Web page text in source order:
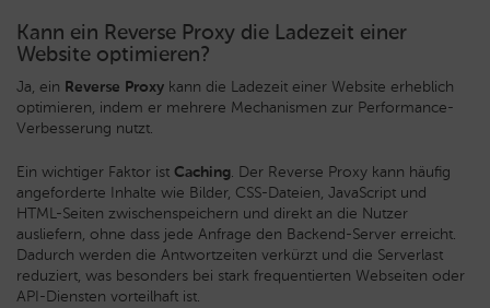
Kann ein Reverse Proxy die Ladezeit einer
Website optimieren?
Ja, ein Reverse Proxy kann die Ladezeit einer Website erheblich
optimieren, indem er mehrere Mechanismen zur Performance-
Verbesserung nutzt.
Ein wichtiger Faktor ist Caching. Der Reverse Proxy kann häufig
angeforderte Inhalte wie Bilder, CSS-Dateien, JavaScript und
HTML-Seiten zwischenspeichern und direkt an die Nutzer
ausliefern, ohne dass jede Anfrage den Backend-Server erreicht.
Dadurch werden die Antwortzeiten verkürzt und die Serverlast
reduziert, was besonders bei stark frequentierten Webseiten oder
API-Diensten vorteilhaft ist.